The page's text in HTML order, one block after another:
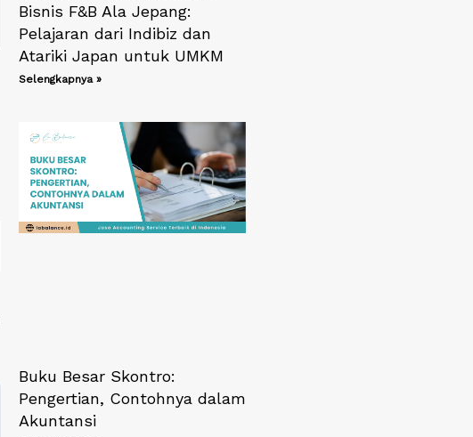
Bisnis F&B Ala Jepang:
Pelajaran dari Indibiz dan
Atariki Japan untuk UMKM
Selengkapnya »
Buku Besar Skontro:
Pengertian, Contohnya dalam
Akuntansi